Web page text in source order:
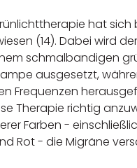
hat sich
(14). Dabei wird
schmalbandigen
ausgesetzt,
Frequenzen
Therapie richtig
Farben -
Rot - die Migräne